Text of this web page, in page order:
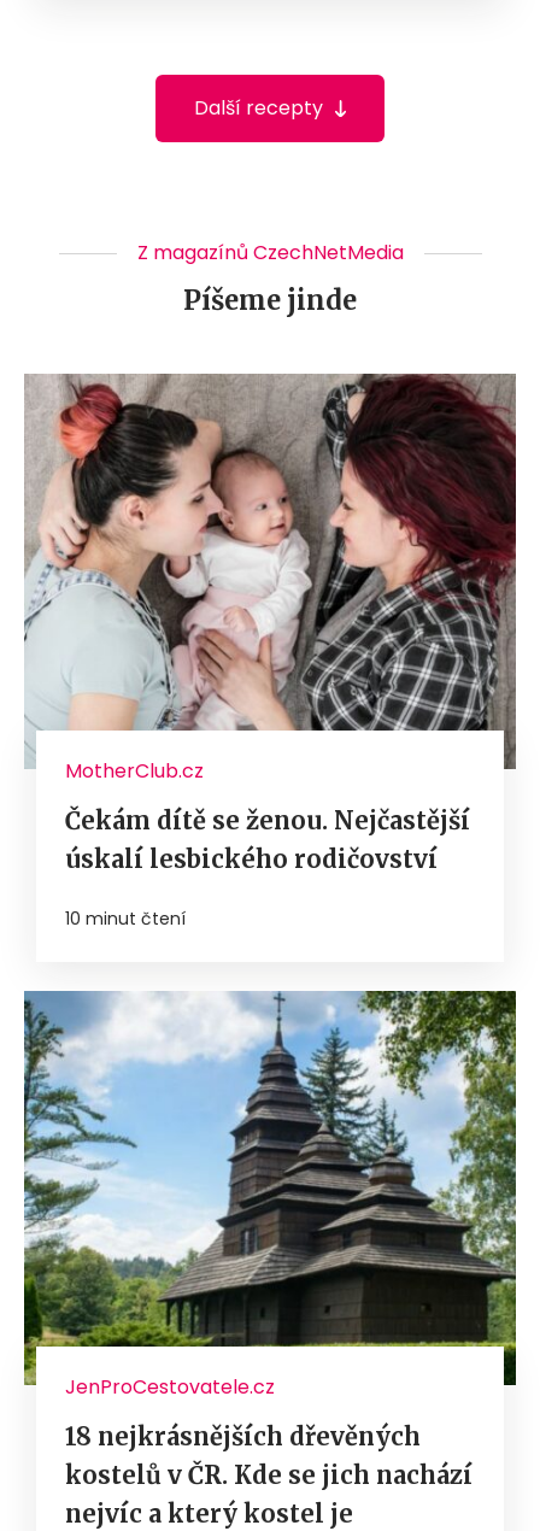
Další recepty
Z magazínů CzechNetMedia
Píšeme jinde
MotherClub.cz
Čekám dítě se ženou. Nejčastější
úskalí lesbického rodičovství
10 minut čtení
JenProCestovatele.cz
18 nejkrásnějších dřevěných
kostelů v ČR. Kde se jich nachází
nejvíc a který kostel je